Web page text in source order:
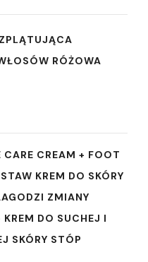
RÓŻOWA
CARE CREAM + FOOT
KREM DO SKÓRY
ZMIANY
DO SUCHEJ I
SKÓRY STÓP